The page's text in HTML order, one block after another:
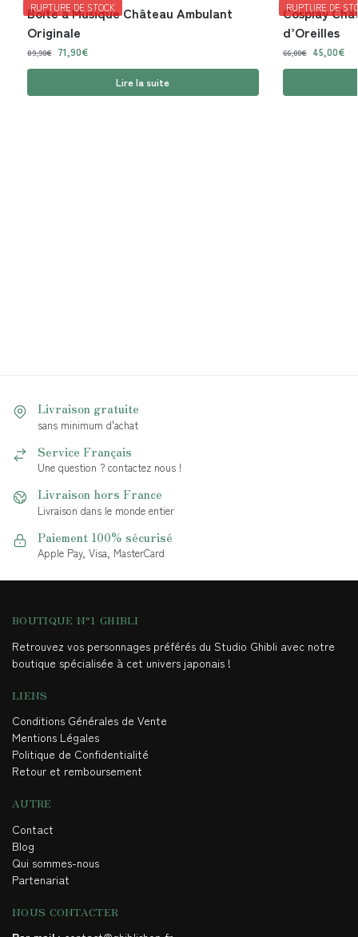
RUPTURE DE STOCK
Boîte à Musique Château Ambulant
Originale
89,90€ 71,90€
Lire la suite
RUPTURE DE
Cosplay
d’Oreilles
66,00€ 45,00€
Livraison gratuite
sans minimum d'achat
Service Français
Une question ? contactez nous !
Livraison hors France
Livraison dans le monde entier
Paiement 100% sécurisé
Apple Pay, Visa, MasterCard
BOUTIQUE N°1 GHIBLI
Retrouvez vos personnages préférés du Studio Ghibli avec notre
boutique spécialisée à cet univers japonais !
LIENS
Conditions Générales de Vente
Mentions Légales
Politique de Confidentialité
Retour et remboursement
AUTRE
Contact
Blog
Qui sommes-nous
Partenariat
NOUS CONTACTER